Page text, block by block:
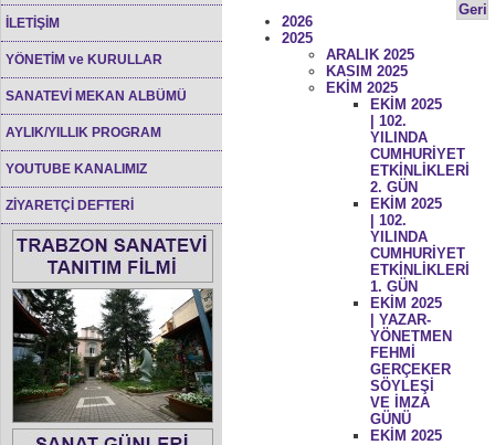
İLETİŞİM
YÖNETİM ve KURULLAR
SANATEVİ MEKAN ALBÜMÜ
AYLIK/YILLIK PROGRAM
YOUTUBE KANALIMIZ
ZİYARETÇİ DEFTERİ
Geri
2026
2025
ARALIK 2025
KASIM 2025
EKİM 2025
EKİM 2025
| 102.
YILINDA
CUMHURİYET
ETKİNLİKLERİ
2. GÜN
EKİM 2025
| 102.
YILINDA
CUMHURİYET
ETKİNLİKLERİ
1. GÜN
EKİM 2025
| YAZAR-
YÖNETMEN
FEHMİ
GERÇEKER
SÖYLEŞİ
VE İMZA
GÜNÜ
EKİM 2025